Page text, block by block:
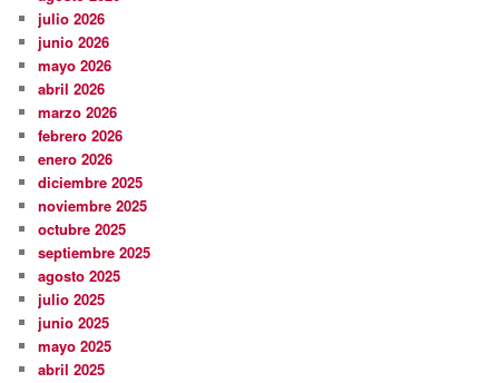
julio 2026
junio 2026
mayo 2026
abril 2026
marzo 2026
febrero 2026
enero 2026
diciembre 2025
noviembre 2025
octubre 2025
septiembre 2025
agosto 2025
julio 2025
junio 2025
mayo 2025
abril 2025